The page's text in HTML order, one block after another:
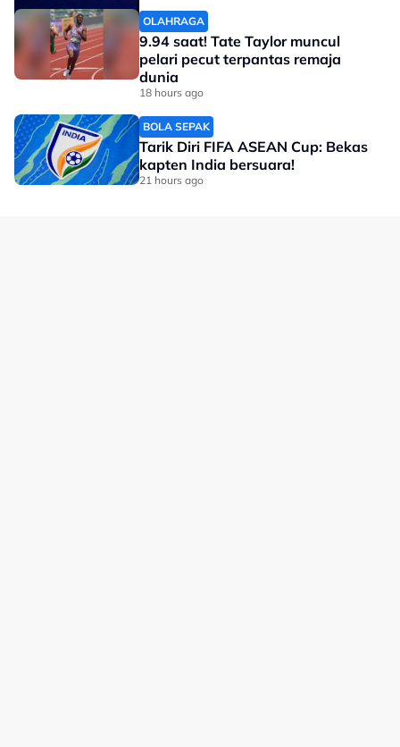
Malaysia 0-0 Filipina
1/3/2024: Perlawanan Persahabatan
Malaysia 0-0 Filipina
1/6/2012: Perlawanan Persahabatan
Malaysia 0-0 Filipina
Ayuh berikan sokongan buat skuad negara esok!
No node context available.
OLAHRAGA
9.94 saat! Tate Taylor muncul
pelari pecut terpantas remaja
dunia
18 hours ago
BOLA SEPAK
Tarik Diri FIFA ASEAN Cup: Bekas
kapten India bersuara!
21 hours ago